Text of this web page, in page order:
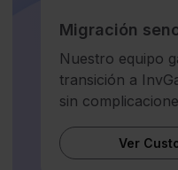
Migración
Nuestro equipo
transición a
sin
Ver